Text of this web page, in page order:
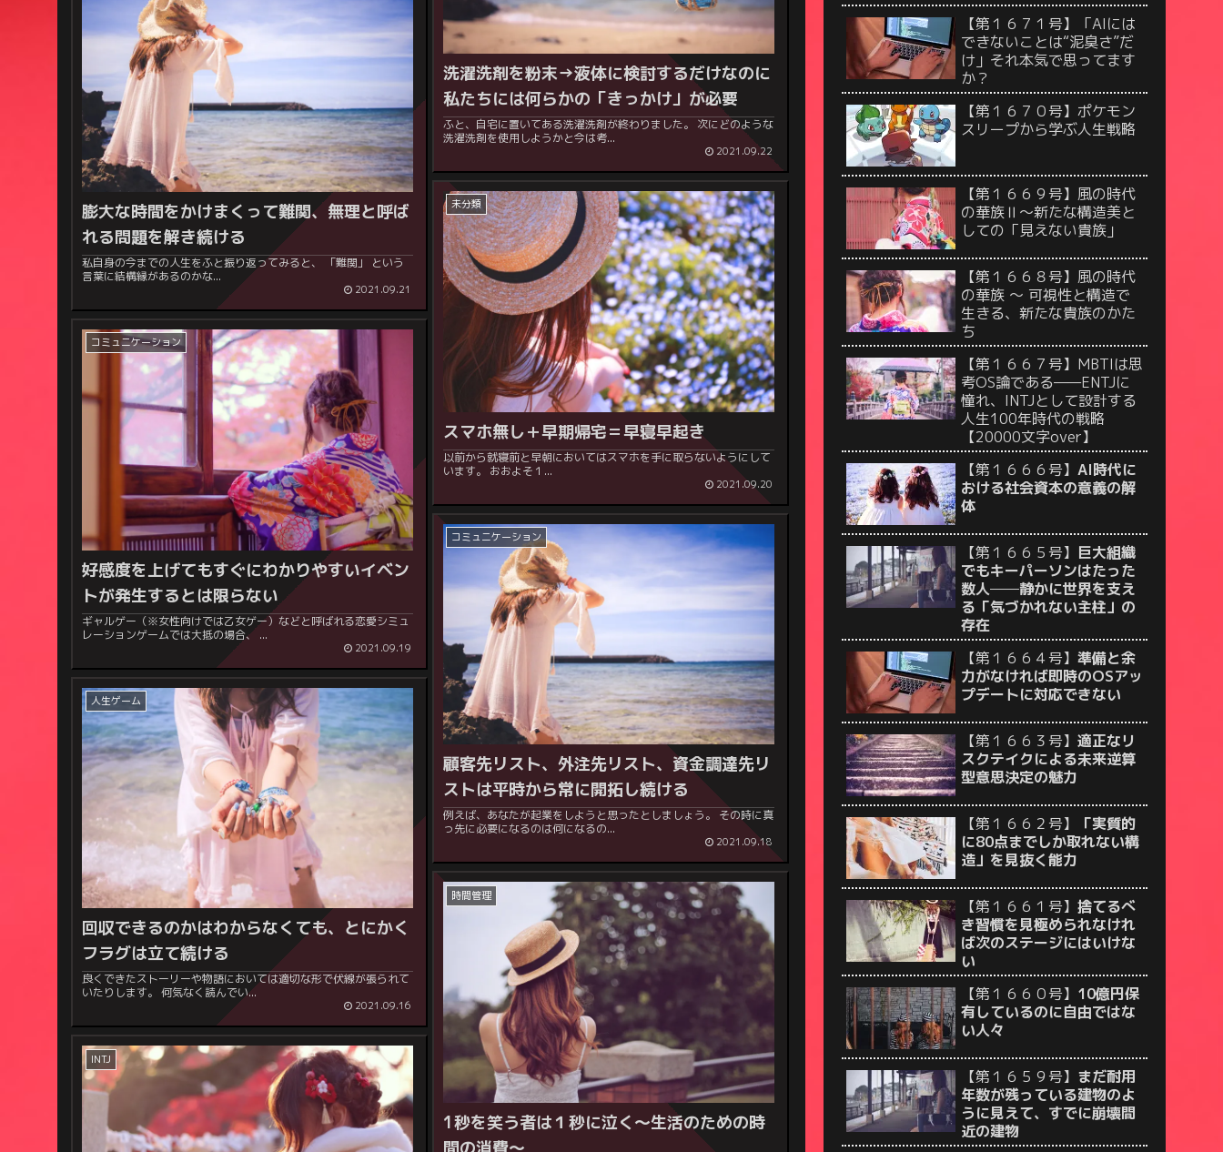
洗濯洗剤を粉末→液体に検討するだけなのに
私たちには何らかの「きっかけ」が必要
ふと、自宅に置いてある洗濯洗剤が終わりました。 次にどのような
洗濯洗剤を使用しようかと今は考...
2021.09.22
膨大な時間をかけまくって難関、無理と呼ば
れる問題を解き続ける
私自身の今までの人生をふと振り返ってみると、 「難関」 という
言葉に結構縁があるのかな...
2021.09.21
未分類
スマホ無し＋早期帰宅＝早寝早起き
以前から就寝前と早朝においてはスマホを手に取らないようにして
います。 おおよそ１...
2021.09.20
コミュニケーション
好感度を上げてもすぐにわかりやすいイベン
トが発生するとは限らない
ギャルゲー（※女性向けでは乙女ゲー）などと呼ばれる恋愛シミュ
レーションゲームでは大抵の場合、 ...
2021.09.19
コミュニケーション
顧客先リスト、外注先リスト、資金調達先リ
ストは平時から常に開拓し続ける
例えば、あなたが起業をしようと思ったとしましょう。 その時に真
っ先に必要になるのは何になるの...
2021.09.18
人生ゲーム
回収できるのかはわからなくても、とにかく
フラグは立て続ける
良くできたストーリーや物語においては適切な形で伏線が張られて
いたりします。 何気なく読んでい...
2021.09.16
時間管理
1秒を笑う者は１秒に泣く～生活のための時
INTJ
【第１６７１号】「AIには
できないことは“泥臭さ”だ
け」それ本気で思ってます
か？
【第１６７０号】ポケモン
スリープから学ぶ人生戦略
【第１６６９号】風の時代
の華族Ⅱ〜新たな構造美と
しての「見えない貴族」
【第１６６８号】風の時代
の華族 〜 可視性と構造で
生きる、新たな貴族のかた
ち
【第１６６７号】MBTIは思
考OS論である——ENTJに
憧れ、INTJとして設計する
人生100年時代の戦略
【20000文字over】
【第１６６６号】 AI時代に
おける社会資本の意義の解
体
【第１６６５号】 巨大組織
でもキーパーソンはたった
数人──静かに世界を支え
る「気づかれない主柱」の
存在
【第１６６４号】 準備と余
力がなければ即時のOSアッ
プデートに対応できない
【第１６６３号】 適正なリ
スクテイクによる未来逆算
型意思決定の魅力
【第１６６２号】
「実質的
に80点までしか取れない構
造」を見抜く能力
【第１６６１号】 捨てるべ
き習慣を見極められなけれ
ば次のステージにはいけな
い
【第１６６０号】 10億円保
有しているのに自由ではな
い人々
【第１６５９号】 まだ耐用
年数が残っている建物のよ
うに見えて、すでに崩壊間
近の建物